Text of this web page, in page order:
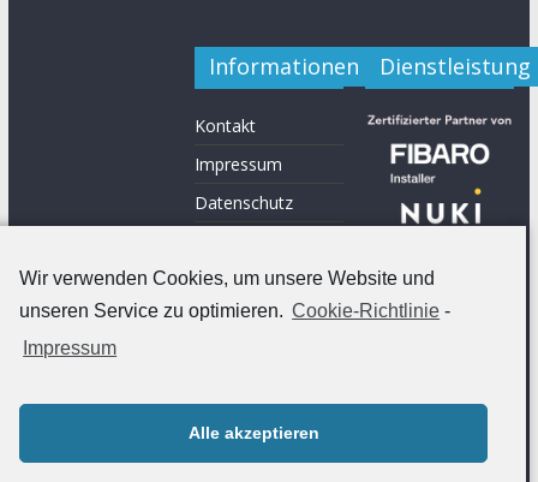
Wir verwenden Cookies, um unsere Website und
unseren Service zu optimieren. Cookie-Richtlinie -
Impressum
Alle akzeptieren
Informationen
Kontakt
Impressum
Datenschutz
Werde ein Teil von
uns
Dienstleistung
Copyright © 2026Smarthome-Garage. Alle Rechte